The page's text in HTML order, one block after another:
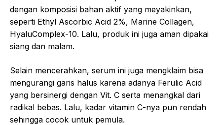
dengan komposisi bahan aktif yang meyakinkan,
seperti Ethyl Ascorbic Acid 2%, Marine Collagen,
HyaluComplex-10. Lalu, produk ini juga aman dipakai
siang dan malam.
Selain mencerahkan, serum ini juga mengklaim bisa
mengurangi garis halus karena adanya Ferulic Acid
yang bersinergi dengan Vit. C serta menangkal dari
radikal bebas. Lalu, kadar vitamin C-nya pun rendah
sehingga cocok untuk pemula.